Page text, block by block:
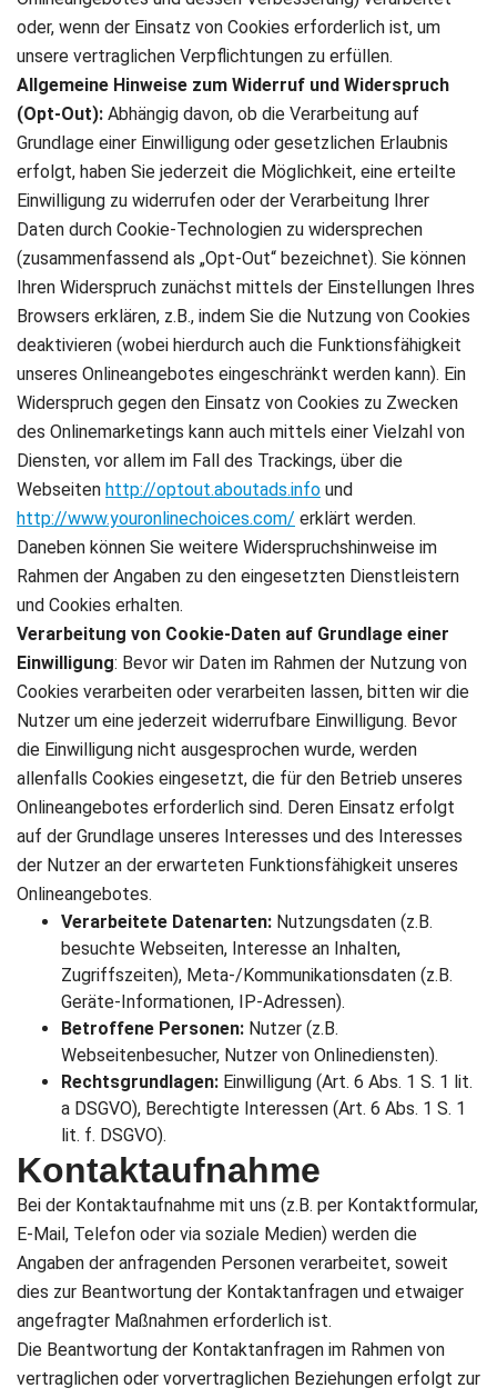
oder, wenn der Einsatz von Cookies erforderlich ist, um
unsere vertraglichen Verpflichtungen zu erfüllen.
Allgemeine Hinweise zum Widerruf und Widerspruch
(Opt-Out): Abhängig davon, ob die Verarbeitung auf
Grundlage einer Einwilligung oder gesetzlichen Erlaubnis
erfolgt, haben Sie jederzeit die Möglichkeit, eine erteilte
Einwilligung zu widerrufen oder der Verarbeitung Ihrer
Daten durch Cookie-Technologien zu widersprechen
(zusammenfassend als „Opt-Out“ bezeichnet). Sie können
Ihren Widerspruch zunächst mittels der Einstellungen Ihres
Browsers erklären, z.B., indem Sie die Nutzung von Cookies
deaktivieren (wobei hierdurch auch die Funktionsfähigkeit
unseres Onlineangebotes eingeschränkt werden kann). Ein
Widerspruch gegen den Einsatz von Cookies zu Zwecken
des Onlinemarketings kann auch mittels einer Vielzahl von
Diensten, vor allem im Fall des Trackings, über die
Webseiten http://optout.aboutads.info und
http://www.youronlinechoices.com/ erklärt werden.
Daneben können Sie weitere Widerspruchshinweise im
Rahmen der Angaben zu den eingesetzten Dienstleistern
und Cookies erhalten.
Verarbeitung von Cookie-Daten auf Grundlage einer
Einwilligung: Bevor wir Daten im Rahmen der Nutzung von
Cookies verarbeiten oder verarbeiten lassen, bitten wir die
Nutzer um eine jederzeit widerrufbare Einwilligung. Bevor
die Einwilligung nicht ausgesprochen wurde, werden
allenfalls Cookies eingesetzt, die für den Betrieb unseres
Onlineangebotes erforderlich sind. Deren Einsatz erfolgt
auf der Grundlage unseres Interesses und des Interesses
der Nutzer an der erwarteten Funktionsfähigkeit unseres
Onlineangebotes.
Verarbeitete Datenarten: Nutzungsdaten (z.B.
besuchte Webseiten, Interesse an Inhalten,
Zugriffszeiten), Meta-/Kommunikationsdaten (z.B.
Geräte-Informationen, IP-Adressen).
Betroffene Personen: Nutzer (z.B.
Webseitenbesucher, Nutzer von Onlinediensten).
Rechtsgrundlagen: Einwilligung (Art. 6 Abs. 1 S. 1 lit.
a DSGVO), Berechtigte Interessen (Art. 6 Abs. 1 S. 1
lit. f. DSGVO).
Kontaktaufnahme
Bei der Kontaktaufnahme mit uns (z.B. per Kontaktformular,
E-Mail, Telefon oder via soziale Medien) werden die
Angaben der anfragenden Personen verarbeitet, soweit
dies zur Beantwortung der Kontaktanfragen und etwaiger
angefragter Maßnahmen erforderlich ist.
Die Beantwortung der Kontaktanfragen im Rahmen von
vertraglichen oder vorvertraglichen Beziehungen erfolgt zur